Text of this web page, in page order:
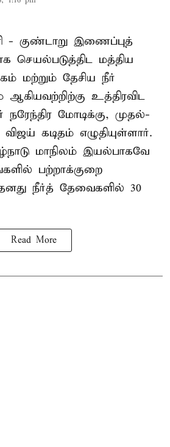
- குண்டாறு இணைப்புத்
செயல்படுத்திட மத்திய
மற்றும் தேசிய நீர்
ஆகியவற்றிற்கு உத்திரவிட
நரேந்திர மோடிக்கு, முதல்-
கடிதம் எழுதியுள்ளார்.
மாநிலம் இயல்பாகவே
பற்றாக்குறை
நீர்த் தேவைகளில் 30
Read More